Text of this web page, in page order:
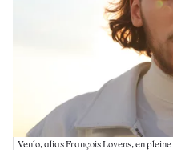
Venlo, alias François Lovens, en